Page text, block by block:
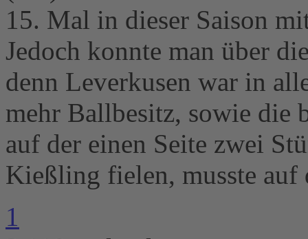
15. Mal in dieser Saison
Jedoch konnte man über
denn Leverkusen war in
mehr Ballbesitz, sowie die
auf der einen Seite zwei
Kießling fielen, musste
1